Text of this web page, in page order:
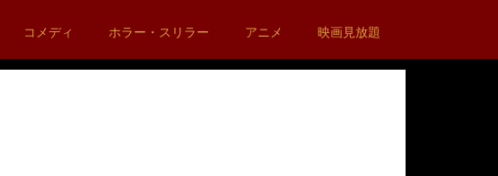
コメディ ホラー・スリラー アニメ 映画見放題